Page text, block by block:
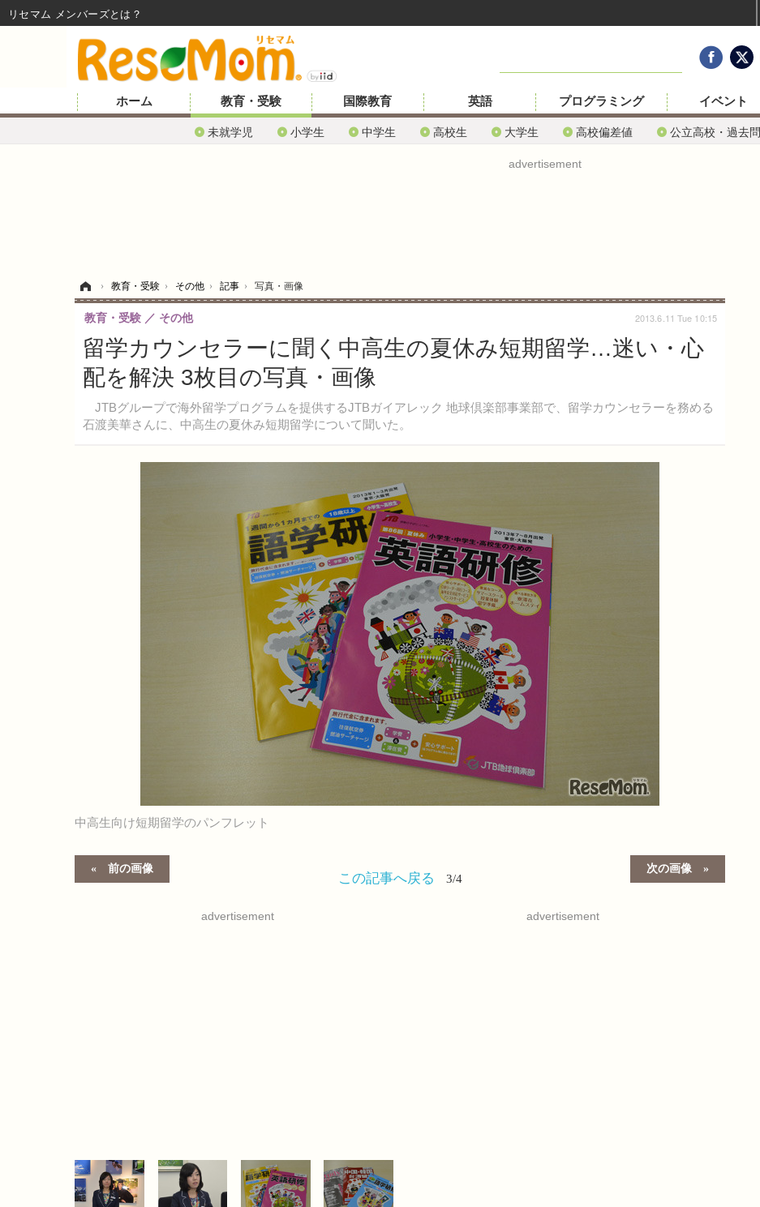
ホーム 教育・受験
未就学児 小学生 中学生 高校生 大学生 高校偏差値 公立高校・過去問
国際教育 英語 プログラミング イベント
advertisement
› 教育・受験 › その他 › 記事 › 写真・画像
留学カウンセラーに聞く中高生の夏休み短期留学…迷い・心
配を解決 3枚目の写真・画像
JTBグループで海外留学プログラムを提供するJTBガイアレック 地球倶楽部事業部で、留学カウンセラーを務める
石渡美華さんに、中高生の夏休み短期留学について聞いた。
教育・受験 その他 2013.6.11 Tue 10:15
中高生向け短期留学のパンフレット
前の画像 次の画像
この記事へ戻る 3/4
advertisement advertisement
リセマム メンバーズ